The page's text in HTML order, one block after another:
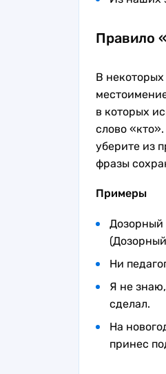
Правило
В
в которых
слово
уберите из
фразы
Примеры
Дозорный
Ни
Я не знаю,
сделал.
На
принес